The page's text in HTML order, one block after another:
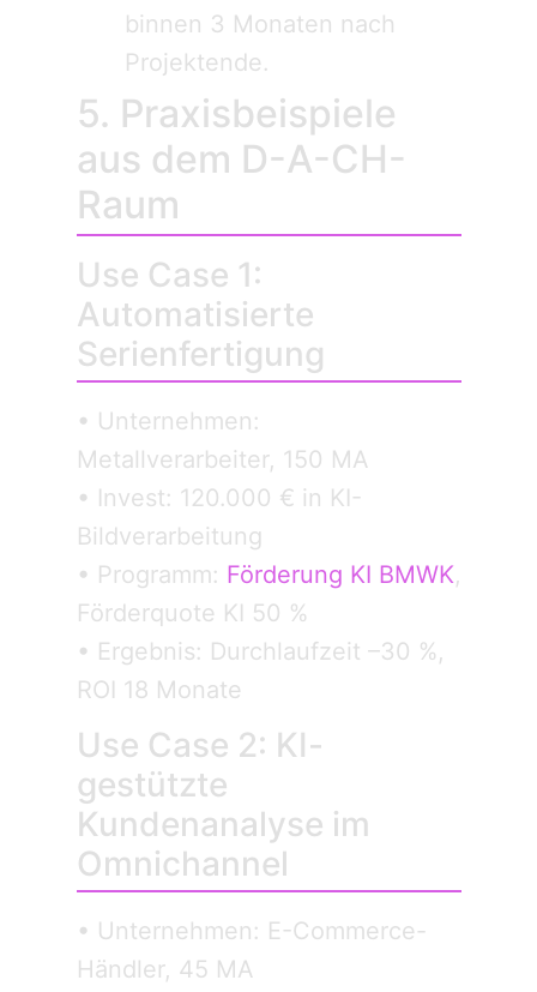
binnen 3 Monaten nach
Projektende.
5. Praxisbeispiele
aus dem D-A-CH-
Raum
Use Case 1:
Automatisierte
Serienfertigung
• Unternehmen:
Metallverarbeiter, 150 MA
• Invest: 120.000 € in KI-
Bildverarbeitung
• Programm: Förderung KI BMWK,
Förderquote KI 50 %
• Ergebnis: Durchlaufzeit –30 %,
ROI 18 Monate
Use Case 2: KI-
gestützte
Kundenanalyse im
Omnichannel
• Unternehmen: E-Commerce-
Händler, 45 MA